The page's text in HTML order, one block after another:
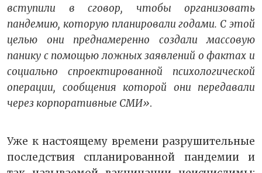
вступили в сговор, чтобы организовать
пандемию, которую планировали годами. С этой
целью они преднамеренно создали массовую
панику с помощью ложных заявлений о фактах и
социально спроектированной психологической
операции, сообщения которой они передавали
через корпоративные СМИ».
Уже к настоящему времени разрушительные
последствия спланированной пандемии и